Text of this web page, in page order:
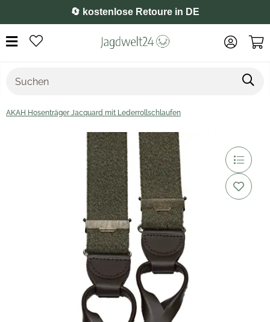
⭐️ 4,8 auf Google
AKAH Hosenträger Jacquard mit Lederrollschlaufen